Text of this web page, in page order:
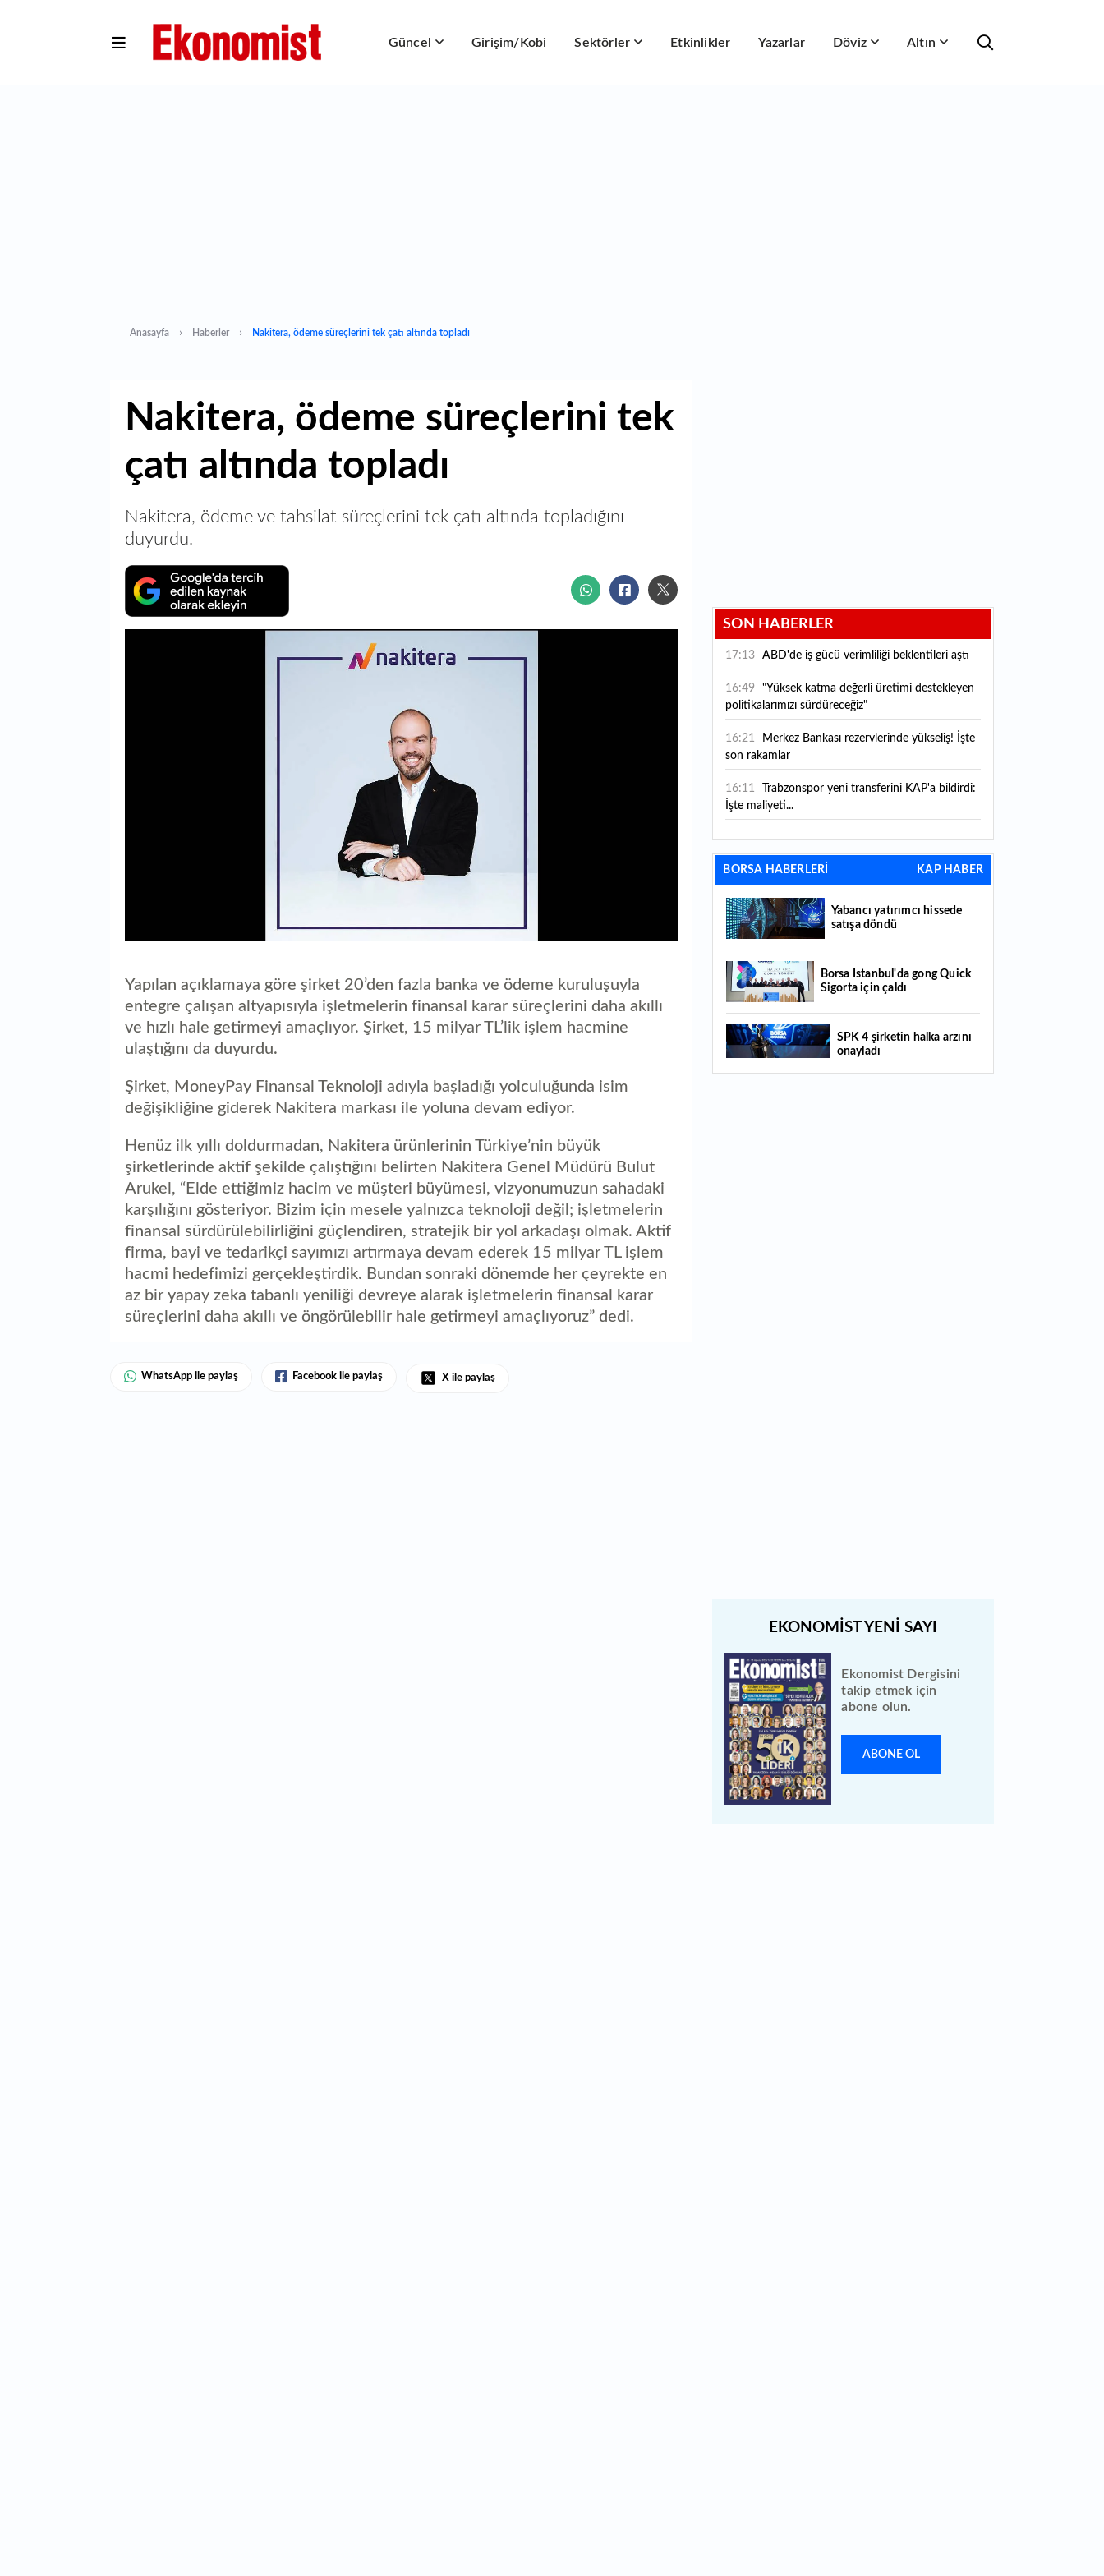
Güncel Girişim/Kobi Sektörler Etkinlikler Yazarlar Döviz Altın
Anasayfa Haberler Nakitera, ödeme süreçlerini tek çatı altında topladı
Nakitera, ödeme süreçlerini tek
çatı altında topladı
Nakitera, ödeme ve tahsilat süreçlerini tek çatı altında topladığını
duyurdu.
Yapılan açıklamaya göre şirket 20’den fazla banka ve ödeme kuruluşuyla
entegre çalışan altyapısıyla işletmelerin finansal karar süreçlerini daha akıllı
ve hızlı hale getirmeyi amaçlıyor. Şirket, 15 milyar TL’lik işlem hacmine
ulaştığını da duyurdu.
Şirket, MoneyPay Finansal Teknoloji adıyla başladığı yolculuğunda isim
değişikliğine giderek Nakitera markası ile yoluna devam ediyor.
Henüz ilk yıllı doldurmadan, Nakitera ürünlerinin Türkiye’nin büyük
şirketlerinde aktif şekilde çalıştığını belirten Nakitera Genel Müdürü Bulut
Arukel, “Elde ettiğimiz hacim ve müşteri büyümesi, vizyonumuzun sahadaki
karşılığını gösteriyor. Bizim için mesele yalnızca teknoloji değil; işletmelerin
finansal sürdürülebilirliğini güçlendiren, stratejik bir yol arkadaşı olmak. Aktif
firma, bayi ve tedarikçi sayımızı artırmaya devam ederek 15 milyar TL işlem
hacmi hedefimizi gerçekleştirdik. Bundan sonraki dönemde her çeyrekte en
az bir yapay zeka tabanlı yeniliği devreye alarak işletmelerin finansal karar
süreçlerini daha akıllı ve öngörülebilir hale getirmeyi amaçlıyoruz” dedi.
WhatsApp ile paylaş Facebook ile paylaş X ile paylaş
SON HABERLER
17:13 ABD'de iş gücü verimliliği beklentileri aştı
16:49
"Yüksek katma değerli üretimi destekleyen
politikalarımızı sürdüreceğiz"
16:21
son rakamlar
16:11
İşte maliyeti...
16:09 TMO 2026-2027 fındık alım fiyatlarını
açıkladı!
geriledi
15:07 Yabancı yatırımcı hissede satışa döndü
14:39
liraya geriledi
14:29 Türkiye'de her 4 kişiden 3'ü internet
bankacılığı kullanıyor
14:26 Türkiye'nin 2026 dijital karnesi: En çok
BORSA HABERLERİ KAP HABER
Yabancı yatırımcı hissede
satışa döndü
Borsa İstanbul'da gong Quick
Sigorta için çaldı
SPK 4 şirketin halka arzını
onayladı
Ekonomist Dergisini
takip etmek için
abone olun.
ABONE OL